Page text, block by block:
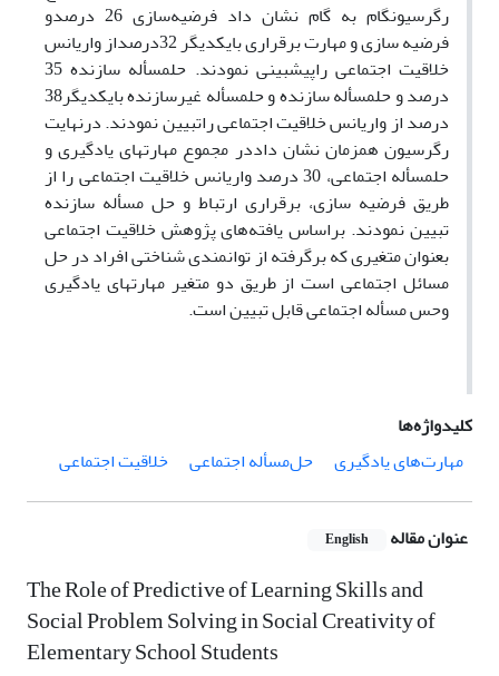
رگرسیون­گام به گام نشان داد فرضیه‌سازی 26 درصدو
فرضیه سازی و مهارت برقراری بایکدیگر 32درصداز واریانس
خلاقیت اجتماعی راپیش­بینی نمودند. حل­مسأله سازنده 35
درصد و حل­مسأله سازنده و حل­مسأله غیرسازنده بایکدیگر38
درصد از واریانس خلاقیت اجتماعی راتبیین نمودند. درنهایت
رگرسیون همزمان نشان داددر مجموع مهارت­های یادگیری و
حل­مسأله اجتماعی، 30 درصد واریانس خلاقیت اجتماعی را از
طریق فرضیه سازی، برقراری ارتباط و حل مسأله سازنده
تبیین نمودند. براساس یافته‌های پژوهش خلاقیت اجتماعی
بعنوان متغیری که برگرفته از توانمندی شناختی افراد در حل
مسائل اجتماعی است از طریق دو متغیر مهارت­های یادگیری
وحس مسأله اجتماعی قابل تبیین است.
کلیدواژه‌ها
مهارت‌های یادگیری
حل‌مسأله اجتماعی خلاقیت اجتماعی
عنوان مقاله English
The Role of Predictive of Learning Skills and
Social Problem Solving in Social Creativity of
Elementary School Students